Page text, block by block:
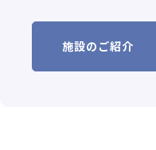
施設のご紹介